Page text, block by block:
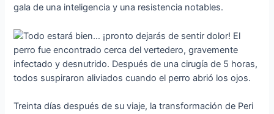
gala de una inteligencia y una resistencia notables.
Treinta días después de su viaje, la transformación de Peri